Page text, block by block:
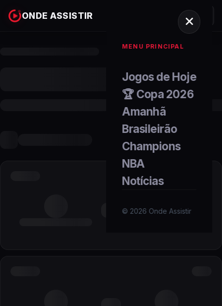
ONDE ASSISTIR
MENU PRINCIPAL
Jogos de Hoje
🏆 Copa 2026
Amanhã
Brasileirão
Champions
NBA
Notícias
© 2026 Onde Assistir